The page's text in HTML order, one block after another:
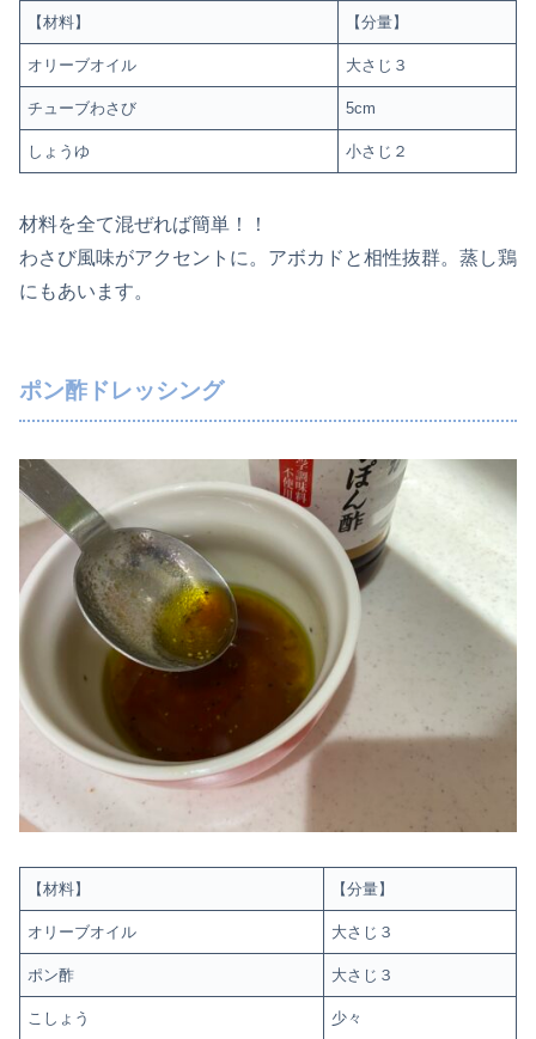
【材料】 【分量】
オリーブオイル 大さじ３
チューブわさび 5cm
しょうゆ 小さじ２
材料を全て混ぜれば簡単！！
わさび風味がアクセントに。アボカドと相性抜群。蒸し鶏
にもあいます。
ポン酢ドレッシング
【材料】 【分量】
オリーブオイル 大さじ３
ポン酢 大さじ３
こしょう 少々